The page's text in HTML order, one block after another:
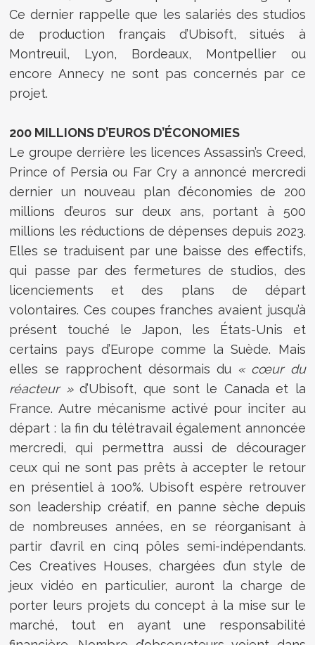
Ce dernier rappelle que les salariés des studios
de production français d’Ubisoft, situés à
Montreuil, Lyon, Bordeaux, Montpellier ou
encore Annecy ne sont pas concernés par ce
projet.
200 MILLIONS D’EUROS D’ÉCONOMIES
Le groupe derrière les licences Assassin’s Creed,
Prince of Persia ou Far Cry a annoncé mercredi
dernier un nouveau plan d’économies de 200
millions d’euros sur deux ans, portant à 500
millions les réductions de dépenses depuis 2023.
Elles se traduisent par une baisse des effectifs,
qui passe par des fermetures de studios, des
licenciements et des plans de départ
volontaires. Ces coupes franches avaient jusqu’à
présent touché le Japon, les États-Unis et
certains pays d’Europe comme la Suède. Mais
elles se rapprochent désormais du « cœur du
réacteur »d’Ubisoft, que sont le Canada et la
France. Autre mécanisme activé pour inciter au
départ : la fin du télétravail également annoncée
mercredi, qui permettra aussi de décourager
ceux qui ne sont pas prêts à accepter le retour
en présentiel à 100%. Ubisoft espère retrouver
son leadership créatif, en panne sèche depuis
de nombreuses années, en se réorganisant à
partir d’avril en cinq pôles semi-indépendants.
Ces Creatives Houses, chargées d’un style de
jeux vidéo en particulier, auront la charge de
porter leurs projets du concept à la mise sur le
marché, tout en ayant une responsabilité